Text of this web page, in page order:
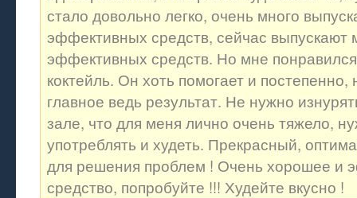
стало довольно легко, очень много
эффективных средств, сейчас выпускают
эффективных средств. Но мне
коктейль. Он хоть помогает и постепенно,
главное ведь результат. Не нужно
зале, что для меня лично очень тяжело,
употреблять и худеть. Прекрасный,
для решения проблем ! Очень хорошее и
средство, попробуйте !!! Худейте вкусно !